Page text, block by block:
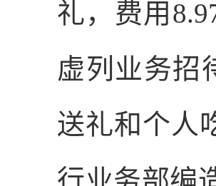
礼，费用
虚列业务招
送礼和个人